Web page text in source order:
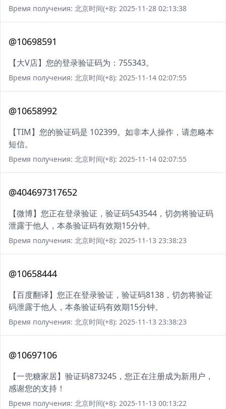
Время получения: 北京时间(+8): 2025-11-28 02:13:38
@10698591
【大V店】您的登录验证码为：755343。
Время получения: 北京时间(+8): 2025-11-14 02:07:55
@10658992
【TIM】您的验证码是 102399。如非本人操作，请忽略本
短信。
Время получения: 北京时间(+8): 2025-11-14 02:07:55
@404697317652
【微博】您正在登录验证，验证码543544，切勿将验证码
泄露于他人，本条验证码有效期15分钟。
Время получения: 北京时间(+8): 2025-11-13 23:38:23
@10658444
【百度翻译】您正在登录验证，验证码8138，切勿将验证
码泄露于他人，本条验证码有效期15分钟。
Время получения: 北京时间(+8): 2025-11-13 23:38:23
@10697106
【一兜糖家居】验证码873245，您正在注册成为新用户，
感谢您的支持！
Время получения: 北京时间(+8): 2025-11-13 00:13:22